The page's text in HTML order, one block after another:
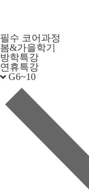
필수 코어과정
봄&가을학기
방학특강
연휴특강
G6~10